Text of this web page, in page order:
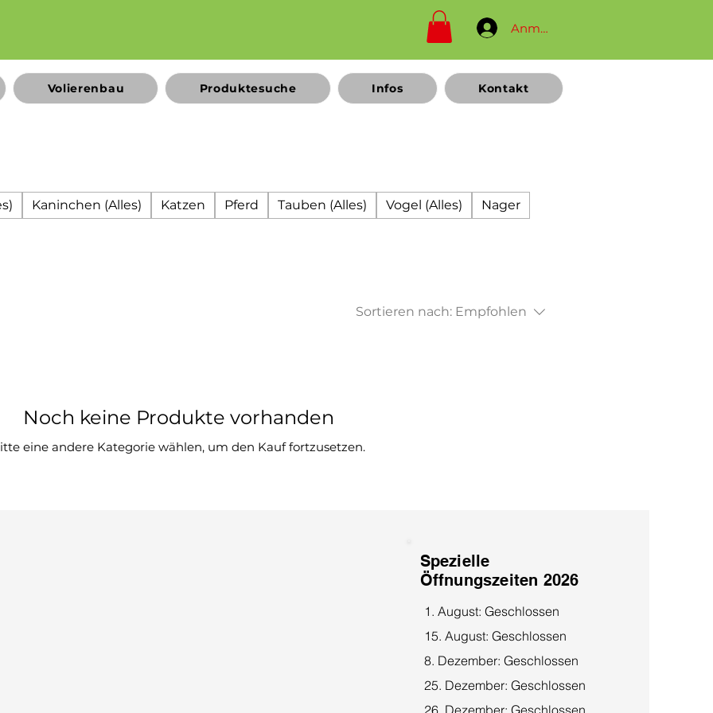
Anmelden
Volierenbau Produktesuche Infos Kontakt
Kaninchen (Alles) Katzen Pferd Tauben (Alles) Vogel (Alles) Nager
Sortieren nach: Empfohlen
Noch keine Produkte vorhanden
eine andere Kategorie wählen, um den Kauf fortzusetzen.
Spezielle
Öffnungszeiten 2026
1. August: Geschlossen
15. August: Geschlossen
8. Dezember: Geschlossen
25. Dezember: Geschlossen
26. Dezember: Geschlossen